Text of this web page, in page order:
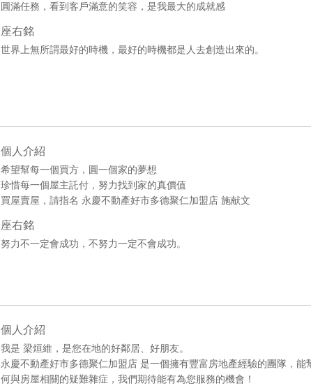
圓滿任務，看到客戶滿意的笑容，是我最大的成就感
座右銘
世界上無所謂最好的時機，最好的時機都是人去創造出來的。
個人介紹
希望幫每一個買方，圓一個家的夢想
珍惜每一個屋主託付，努力找到家的真價值
買屋賣屋，請指名 永慶不動產好市多德聚仁加盟店 施献文
座右銘
努力不一定會成功，不努力一定不會成功。
個人介紹
我是 梁烜維，是您在地的好鄰居、好朋友。
永慶不動產好市多德聚仁加盟店 是一個擁有豐富房地產經驗的團隊，能
何與房屋相關的疑難雜症，我們期待能有為您服務的機會！